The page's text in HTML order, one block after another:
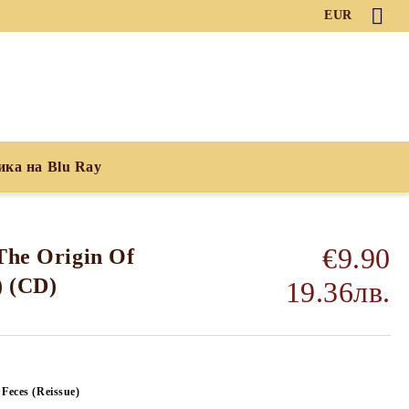
EUR
на Blu Ray
Origin Of
(CD)
€9.90
19.36лв.
(Reissue)